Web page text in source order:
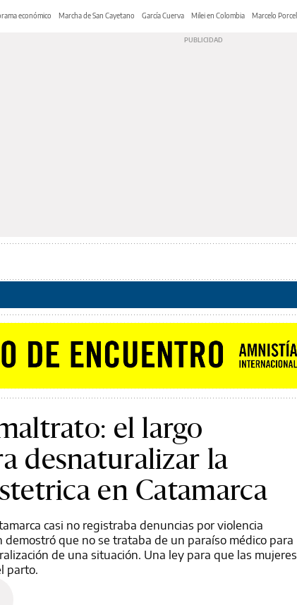
económico Marcha de San Cayetano García Cuerva Milei en Colombia Marcelo Porcel
el largo
desnaturalizar la
en Catamarca
casi no registraba denuncias por violencia
que no se trataba de un paraíso médico para
de una situación. Una ley para que las mujeres
parto.